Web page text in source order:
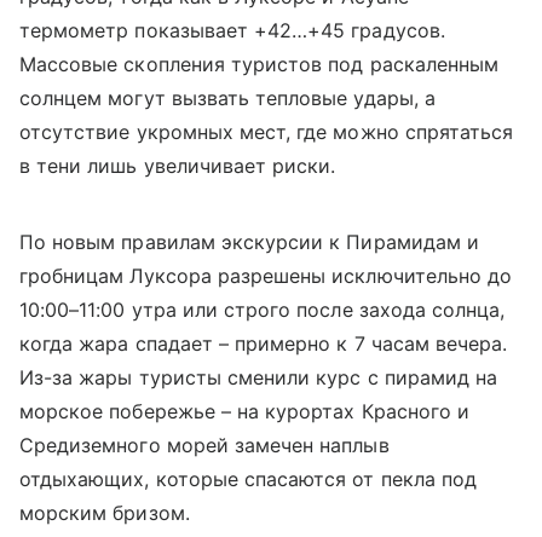
термометр показывает +42…+45 градусов.
Массовые скопления туристов под раскаленным
солнцем могут вызвать тепловые удары, а
отсутствие укромных мест, где можно спрятаться
в тени лишь увеличивает риски.
По новым правилам экскурсии к Пирамидам и
гробницам Луксора разрешены исключительно до
10:00–11:00 утра или строго после захода солнца,
когда жара спадает – примерно к 7 часам вечера.
Из-за жары туристы сменили курс с пирамид на
морское побережье – на курортах Красного и
Средиземного морей замечен наплыв
отдыхающих, которые спасаются от пекла под
морским бризом.